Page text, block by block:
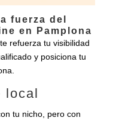
fuerza del
en Pamplona
refuerza tu visibilidad
y posiciona tu
tu nicho, pero con